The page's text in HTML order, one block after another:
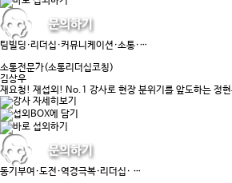
팀빌딩·리더십·커뮤니케이션·소통·…
소통전문가(소통리더십코칭)
김상우
재요청! 재섭외! No.1 강사로 현장 분위기를 앞도하는 정
동기부여·도전·역경극복·리더십· …